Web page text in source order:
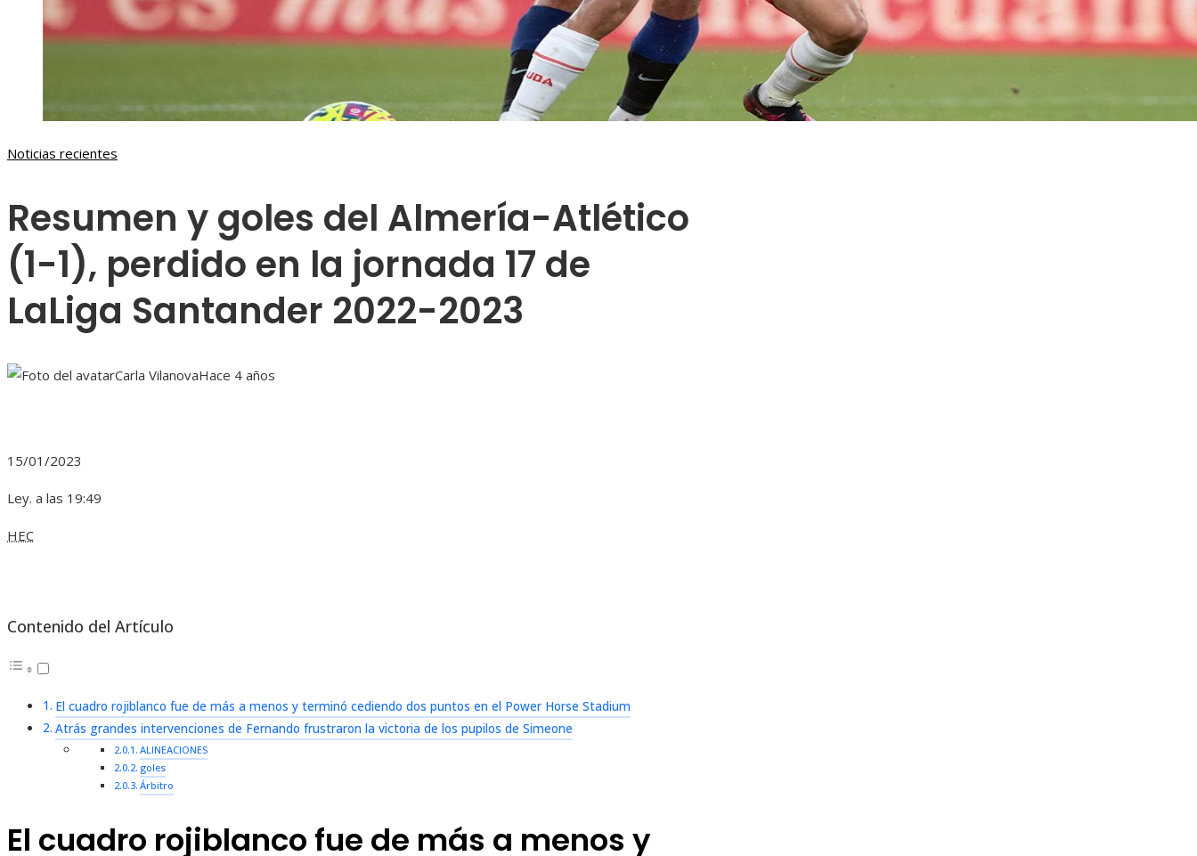
Noticias recientes
Resumen y goles del Almería-Atlético
(1-1), perdido en la jornada 17 de
LaLiga Santander 2022-2023
Carla VilanovaHace 4 años
15/01/2023
Ley. a las 19:49
HEC
Contenido del Artículo
El cuadro rojiblanco fue de más a menos y terminó cediendo dos puntos en el Power Horse Stadium
Atrás grandes intervenciones de Fernando frustraron la victoria de los pupilos de Simeone
ALINEACIONES
goles
Árbitro
El cuadro rojiblanco fue de más a menos y